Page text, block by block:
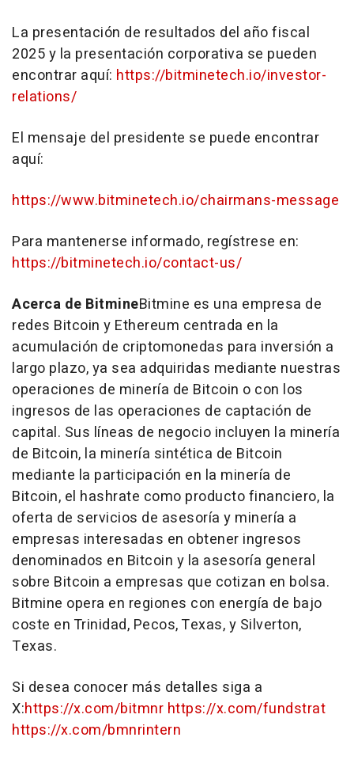
La presentación de resultados del año fiscal
2025 y la presentación corporativa se pueden
encontrar aquí: https://bitminetech.io/investor-
relations/
El mensaje del presidente se puede encontrar
aquí:
https://www.bitminetech.io/chairmans-message
Para mantenerse informado, regístrese en:
https://bitminetech.io/contact-us/
Acerca de BitmineBitmine es una empresa de
redes Bitcoin y Ethereum centrada en la
acumulación de criptomonedas para inversión a
largo plazo, ya sea adquiridas mediante nuestras
operaciones de minería de Bitcoin o con los
ingresos de las operaciones de captación de
capital. Sus líneas de negocio incluyen la minería
de Bitcoin, la minería sintética de Bitcoin
mediante la participación en la minería de
Bitcoin, el hashrate como producto financiero, la
oferta de servicios de asesoría y minería a
empresas interesadas en obtener ingresos
denominados en Bitcoin y la asesoría general
sobre Bitcoin a empresas que cotizan en bolsa.
Bitmine opera en regiones con energía de bajo
coste en Trinidad, Pecos, Texas, y Silverton,
Texas.
Si desea conocer más detalles siga a
X:https://x.com/bitmnr https://x.com/fundstrat
https://x.com/bmnrintern